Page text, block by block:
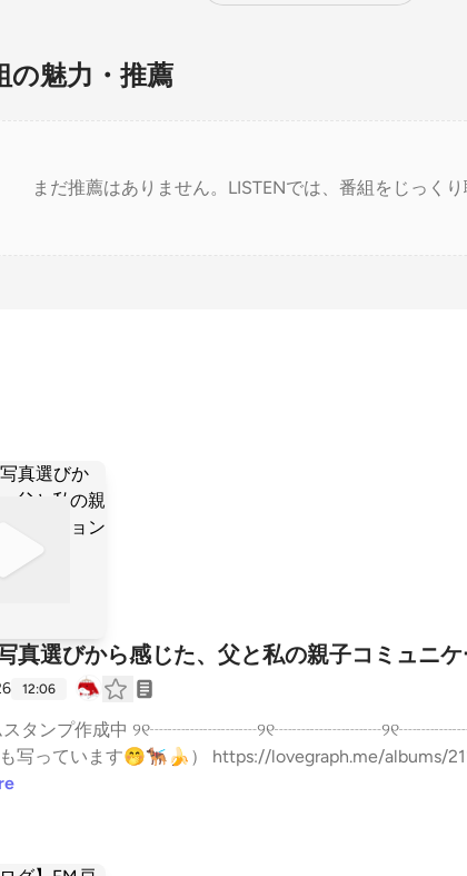
の魅力・推薦
まだ推薦はありません。LISTENでは、番組をじっく
真選びから感じた、父と私の親子コミュニ
12:06
🐶今回の撮影写真がラブグラフさんに掲載されまし
ています🤭🐕‍🦺🍌） https://lovegraph.me/albums/211586
心理学 #個性心理學 #占い #勉強法 #SCG #ひつじ